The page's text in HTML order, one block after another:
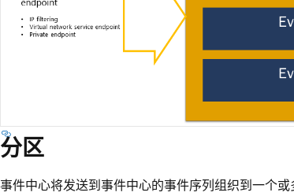
分区
事件中心将发送到事件中心的事件序列组织到一个